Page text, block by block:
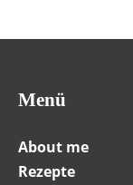
Menü
About me
Rezepte